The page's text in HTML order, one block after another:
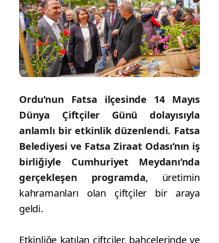
Ordu’nun Fatsa ilçesinde 14 Mayıs
Dünya Çiftçiler Günü dolayısıyla
anlamlı bir etkinlik düzenlendi. Fatsa
Belediyesi ve Fatsa Ziraat Odası’nın iş
birliğiyle Cumhuriyet Meydanı’nda
gerçekleşen programda, üretimin
kahramanları olan çiftçiler bir araya
geldi.
Etkinliğe katılan çiftçiler, bahçelerinde ve